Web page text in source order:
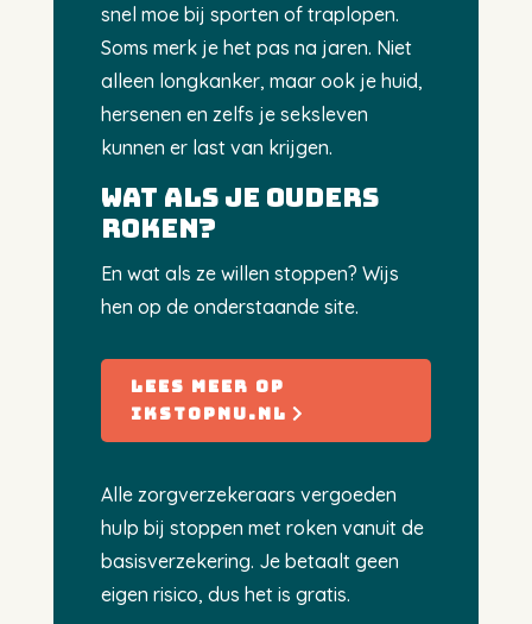
snel moe bij sporten of traplopen.
Soms merk je het pas na jaren. Niet
alleen longkanker, maar ook je huid,
hersenen en zelfs je seksleven
kunnen er last van krijgen.
wat als je ouders
roken?
En wat als ze willen stoppen? Wijs
hen op de onderstaande site.
lees meer op
ikstopnu.nl
Alle zorgverzekeraars vergoeden
hulp bij stoppen met roken vanuit de
basisverzekering. Je betaalt geen
eigen risico, dus het is gratis.